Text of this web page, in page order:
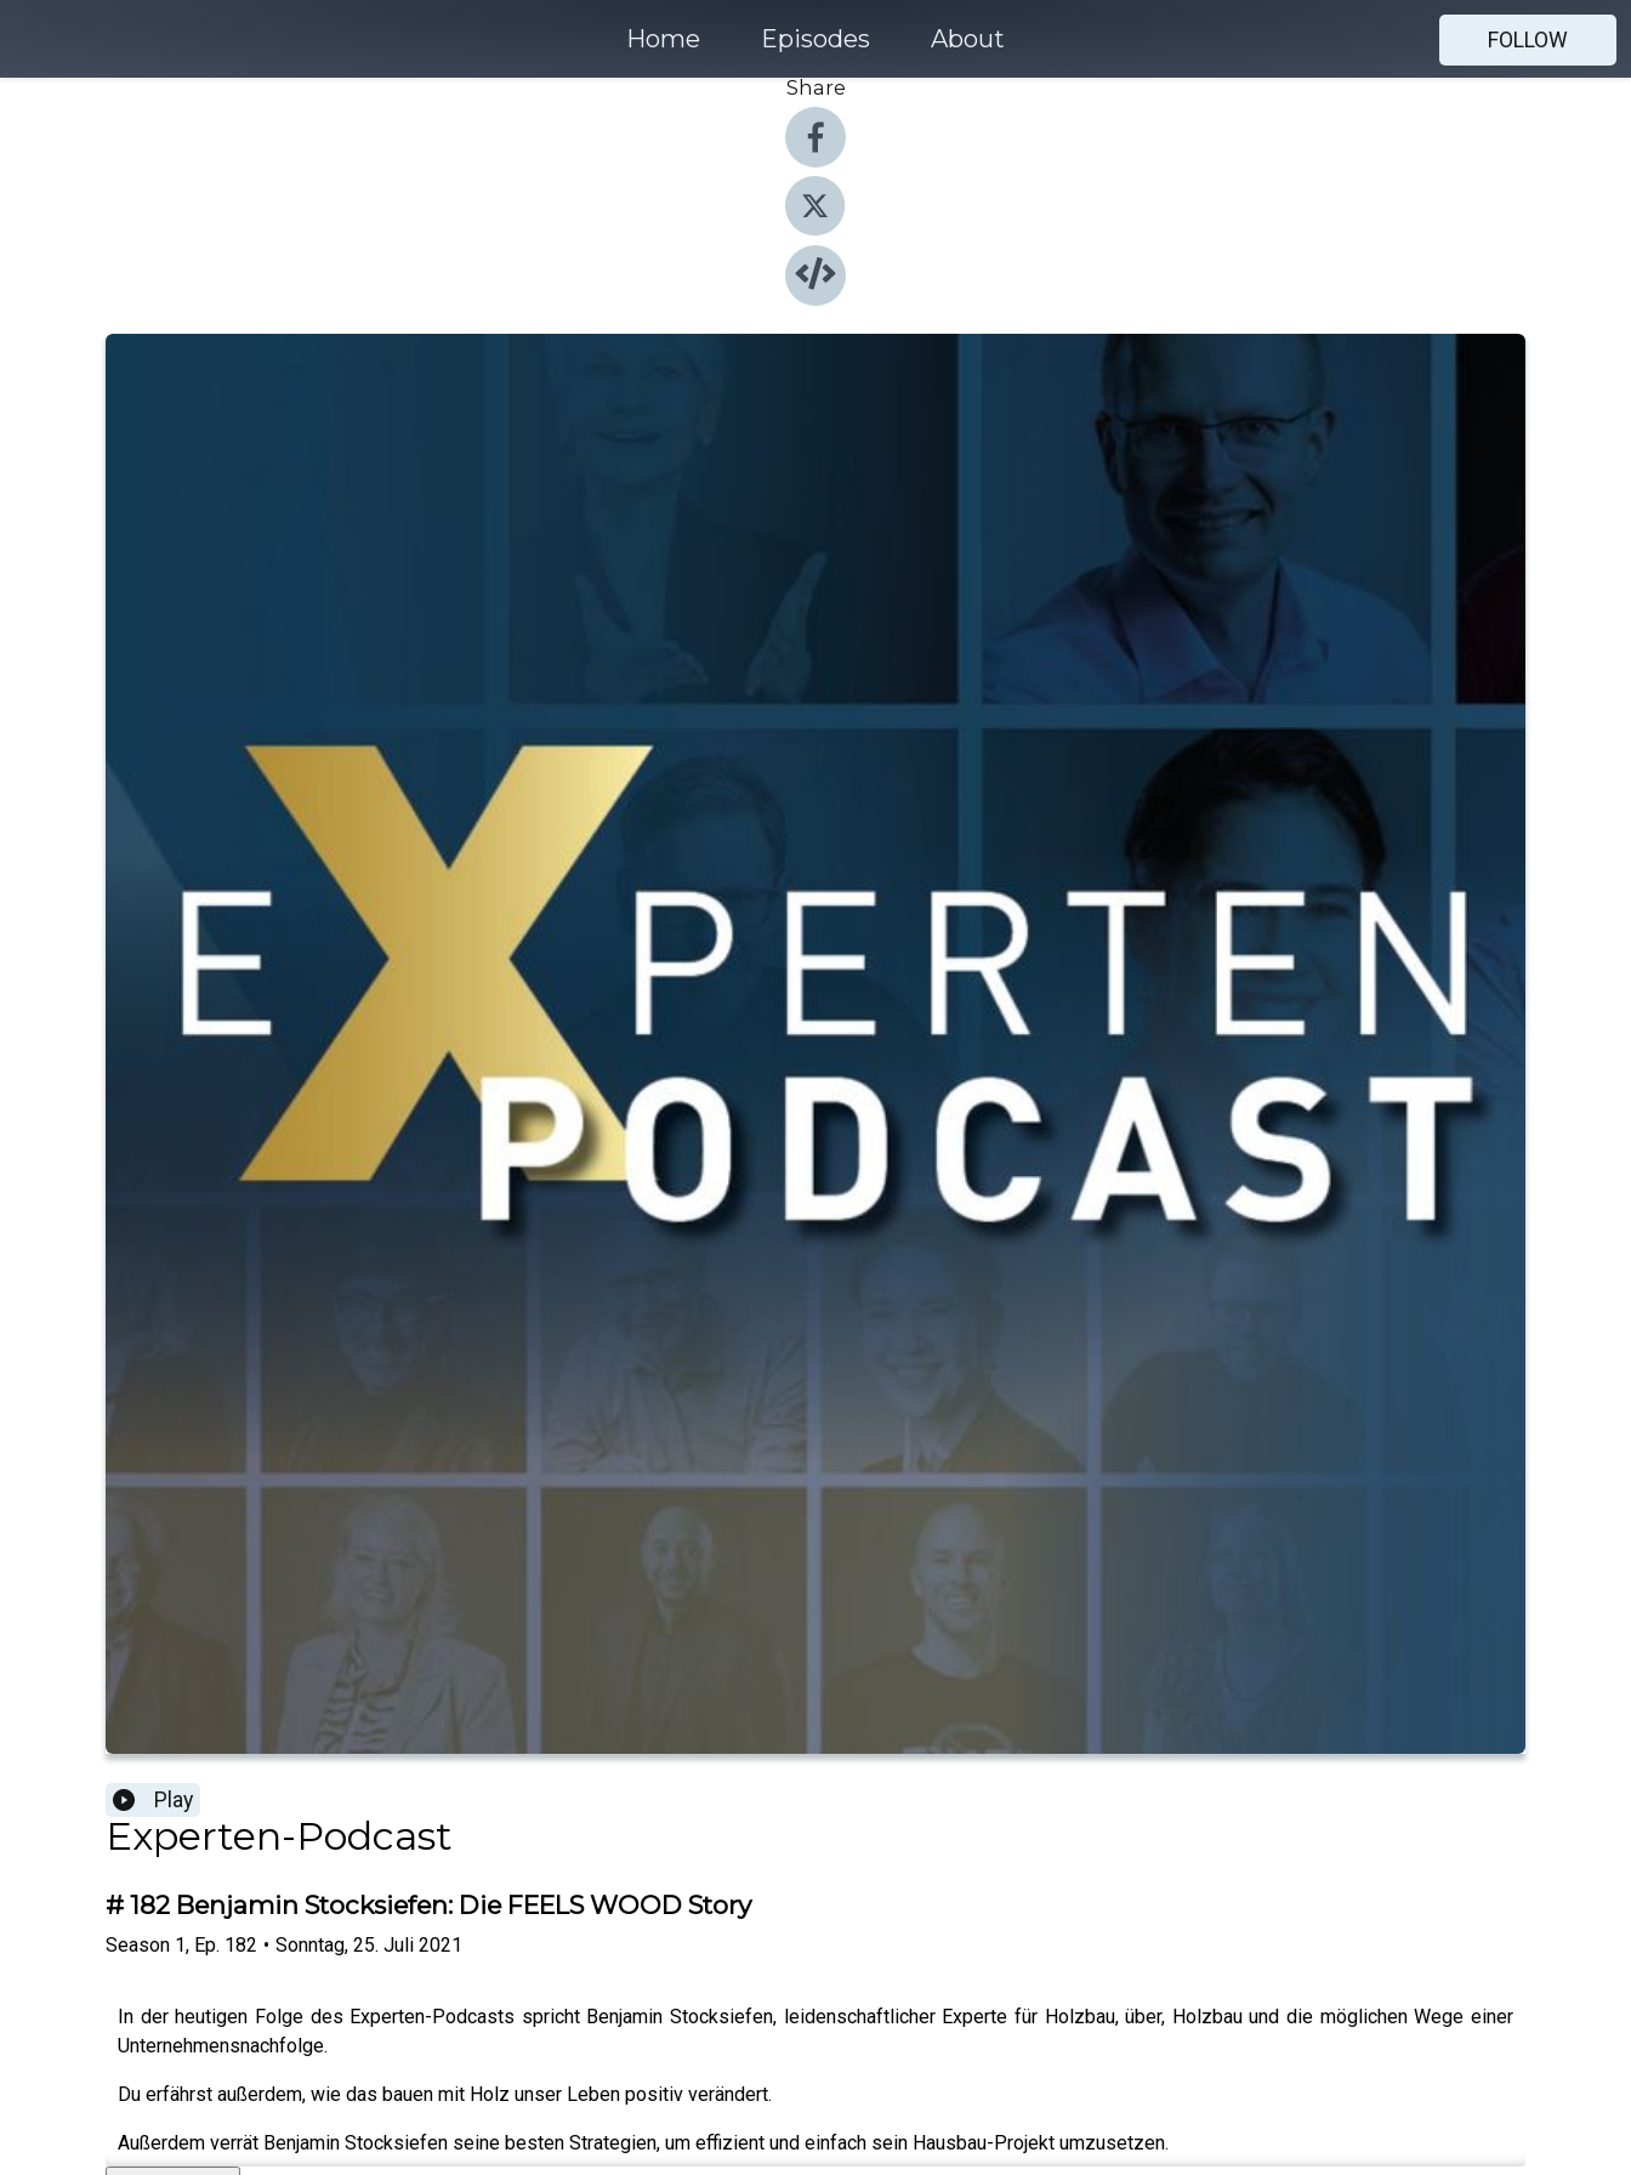
Home Episodes About
FOLLOW
Share
Play
Experten-Podcast
# 182 Benjamin Stocksiefen: Die FEELS WOOD Story
Season 1, Ep. 182 • Sonntag, 25. Juli 2021
In der heutigen Folge des Experten-Podcasts spricht Benjamin Stocksiefen, leidenschaftlicher Experte für Holzbau, über, Holzbau und die möglichen Wege einer
Unternehmensnachfolge.
Du erfährst außerdem, wie das bauen mit Holz unser Leben positiv verändert.
Außerdem verrät Benjamin Stocksiefen seine besten Strategien, um effizient und einfach sein Hausbau-Projekt umzusetzen.